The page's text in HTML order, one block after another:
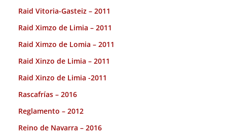
Raid Vitoria-Gasteiz – 2011
Raid Ximzo de Limia – 2011
Raid Ximzo de Lomia – 2011
Raid Xinzo de Limia – 2011
Raid Xinzo de Limia -2011
Rascafrías – 2016
Reglamento – 2012
Reino de Navarra – 2016